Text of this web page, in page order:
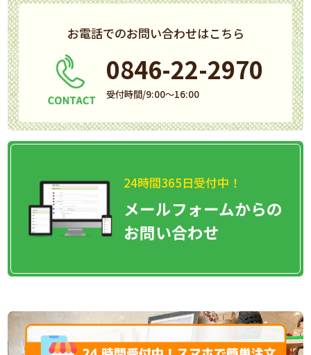
お電話でのお問い合わせはこちら
0846-22-2970
受付時間/9:00～16:00
24時間365日受付中！
メールフォームからの
お問い合わせ